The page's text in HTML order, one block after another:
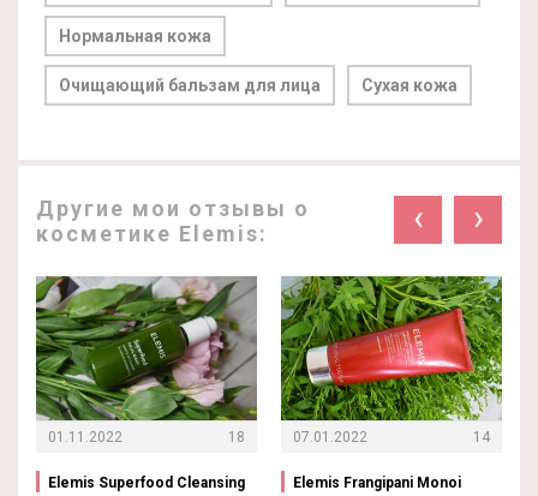
Нормальная кожа
Очищающий бальзам для лица Сухая кожа
Другие мои отзывы о
косметике Elemis:
‹ ›
01.11.2022 18
Elemis Superfood Cleansing
07.01.2022 14
Elemis Frangipani Monoi